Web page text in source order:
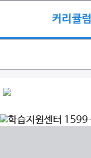
커리큘럼